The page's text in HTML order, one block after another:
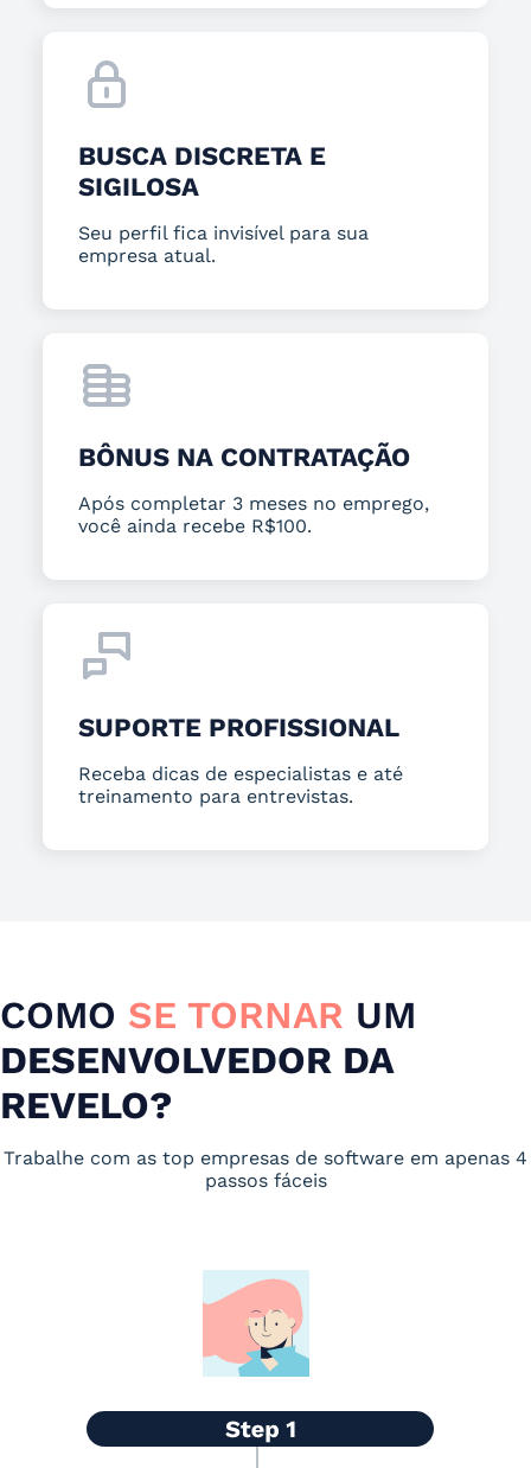
BUSCA DISCRETA E
SIGILOSA
Seu perfil fica invisível para sua
empresa atual.
BÔNUS NA CONTRATAÇÃO
Após completar 3 meses no emprego,
você ainda recebe R$100.
SUPORTE PROFISSIONAL
Receba dicas de especialistas e até
treinamento para entrevistas.
COMO SE TORNAR UM
DESENVOLVEDOR DA
REVELO?
Trabalhe com as top empresas de software em apenas 4
passos fáceis